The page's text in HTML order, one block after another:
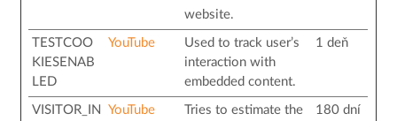
website.
TESTCOO
KIESENAB
LED
YouTube
Used to track user’s
interaction with
embedded content.
1 deň
VISITOR_IN
YouTube
Tries to estimate the
180 dní